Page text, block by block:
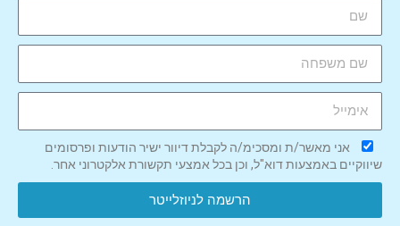
אני מאשר/ת ומסכימ/ה לקבלת דיוור ישיר הודעות ופרסומים
שיווקיים באמצעות דוא"ל, וכן בכל אמצעי תקשורת אלקטרוני אחר.
הרשמה לניוזלייטר